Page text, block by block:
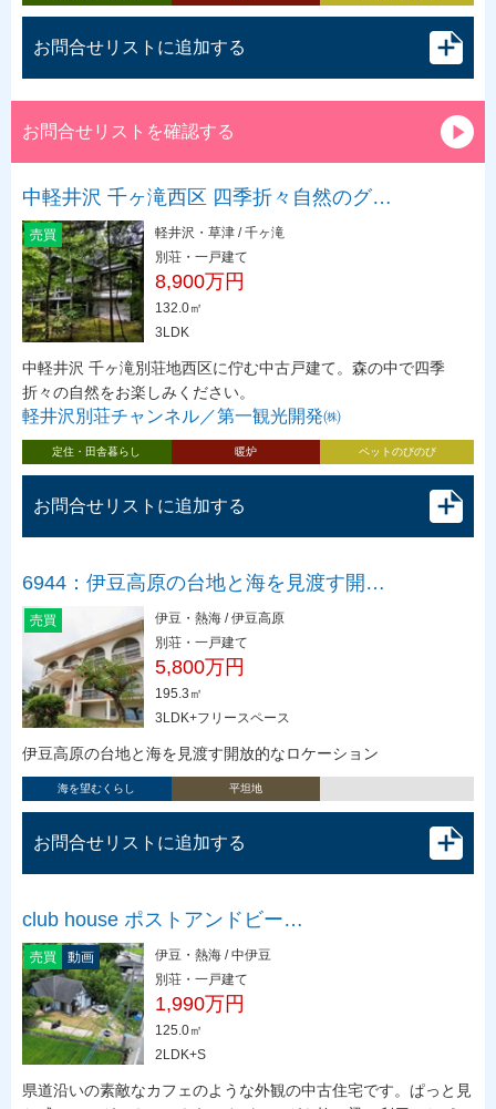
お問合せリストに追加する
お問合せリストを確認する
中軽井沢 千ヶ滝西区 四季折々自然のグ…
売買
軽井沢・草津 / 千ヶ滝
別荘・一戸建て
8,900万円
132.0㎡
3LDK
中軽井沢 千ヶ滝別荘地西区に佇む中古戸建て。森の中で四季
折々の自然をお楽しみください。
軽井沢別荘チャンネル／第一観光開発㈱
定住・田舎暮らし 暖炉 ペットのびのび
お問合せリストに追加する
6944：伊豆高原の台地と海を見渡す開…
売買
伊豆・熱海 / 伊豆高原
別荘・一戸建て
5,800万円
195.3㎡
3LDK+フリースペース
伊豆高原の台地と海を見渡す開放的なロケーション
海を望むくらし 平坦地
お問合せリストに追加する
club house ポストアンドビー…
売買 動画
伊豆・熱海 / 中伊豆
別荘・一戸建て
1,990万円
125.0㎡
2LDK+S
県道沿いの素敵なカフェのような外観の中古住宅です。ぱっと見